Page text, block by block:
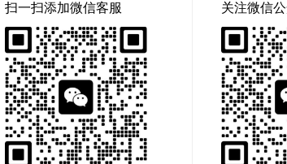
扫一扫添加微信客服 关注微信